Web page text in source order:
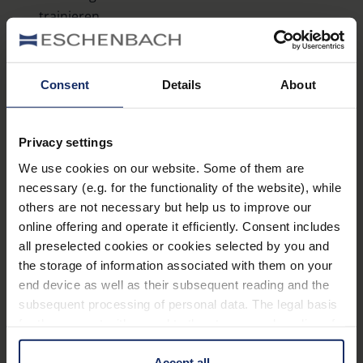
Consent Details About
Privacy settings
We use cookies on our website. Some of them are
necessary (e.g. for the functionality of the website), while
others are not necessary but help us to improve our
online offering and operate it efficiently. Consent includes
all preselected cookies or cookies selected by you and
the storage of information associated with them on your
end device as well as their subsequent reading and the
subsequent processing of personal data. The legal basis
information is Art. 25 para. 1 TDDDG and with regard to
trainieren.
Rätsel mit mathematischem Bezug (z.B.
Mathematik-Rätsel und Knobelaufgaben): Auf
spielerische Art und Weise können Mathematik-
Fans mit Knobelaufgaben und Rätseln die
das logische Denken trainieren.
Optimale
Unterstützung bei
beeinträchtigtem
Sehvermögen